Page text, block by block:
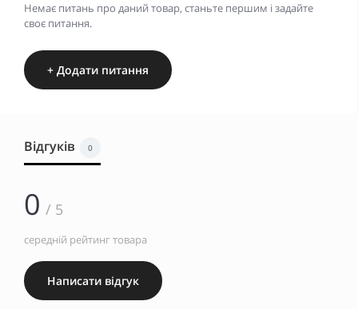
Немає питань про даний товар, станьте першим і задайте
своє питання.
+ Додати питання
Відгуків 0
0 / 5
середній рейтинг товара
Написати відгук